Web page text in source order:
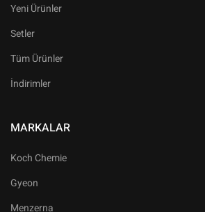
Yeni Ürünler
Setler
Tüm Ürünler
İndirimler
MARKALAR
Koch Chemie
Gyeon
Menzerna